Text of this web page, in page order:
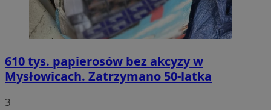
610 tys. papierosów bez akcyzy w
Mysłowicach. Zatrzymano 50-latka
3